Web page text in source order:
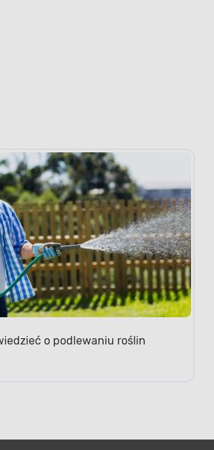
o podlewaniu roślin